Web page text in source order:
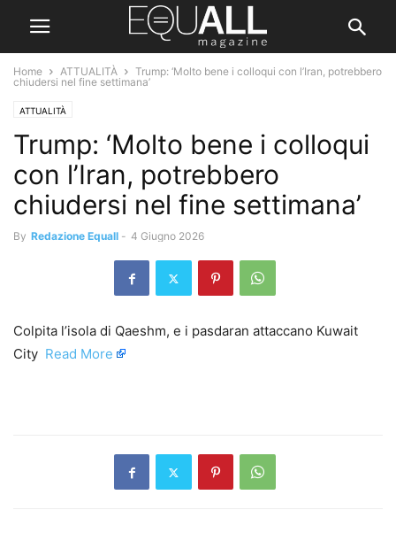
Home ATTUALITÀ
Trump: ‘Molto bene i colloqui con l’Iran, potrebbero
chiudersi nel fine settimana’
ATTUALITÀ
Trump: ‘Molto bene i colloqui
con l’Iran, potrebbero
chiudersi nel fine settimana’
By Redazione Equall - 4 Giugno 2026
Colpita l’isola di Qaeshm, e i pasdaran attaccano Kuwait
City ​ Read More